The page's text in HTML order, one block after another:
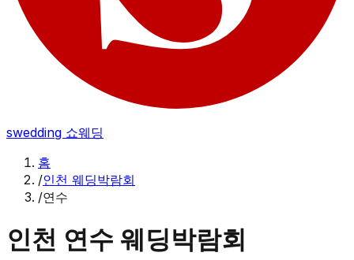
swedding 쇼웨딩
홈
/인천 웨딩박람회
/연수
인천 연수 웨딩박람회